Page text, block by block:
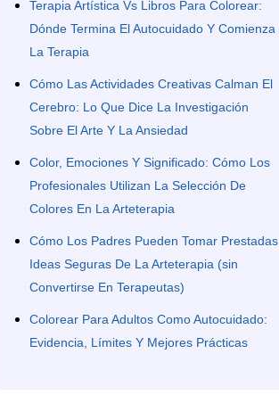
Terapia Artística Vs Libros Para Colorear:
Dónde Termina El Autocuidado Y Comienza
La Terapia
Cómo Las Actividades Creativas Calman El
Cerebro: Lo Que Dice La Investigación
Sobre El Arte Y La Ansiedad
Color, Emociones Y Significado: Cómo Los
Profesionales Utilizan La Selección De
Colores En La Arteterapia
Cómo Los Padres Pueden Tomar Prestadas
Ideas Seguras De La Arteterapia (sin
Convertirse En Terapeutas)
Colorear Para Adultos Como Autocuidado:
Evidencia, Límites Y Mejores Prácticas